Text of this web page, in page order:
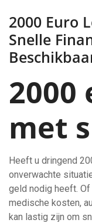
2000 Euro
Snelle
2000
met
Heeft u dringend
onverwachte
geld nodig heeft.
medische kosten,
kan lastig zijn om